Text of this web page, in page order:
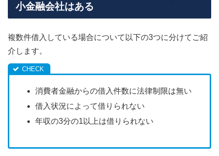
小金融会社はある
複数件借入している場合について以下の3つに分けてご紹
介します。
消費者金融からの借入件数に法律制限は無い
借入状況によって借りられない
年収の3分の1以上は借りられない